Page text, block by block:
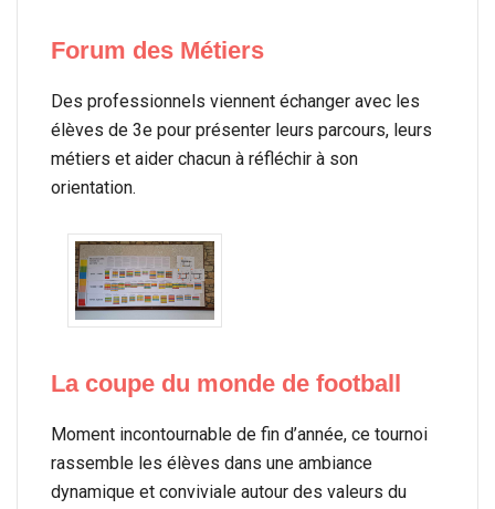
Forum des Métiers
Des professionnels viennent échanger avec les
élèves de 3e pour présenter leurs parcours, leurs
métiers et aider chacun à réfléchir à son
orientation.
La coupe du monde de football
Moment incontournable de fin d’année, ce tournoi
rassemble les élèves dans une ambiance
dynamique et conviviale autour des valeurs du